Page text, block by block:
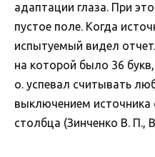
адаптации глаза. При
пустое поле. Когда
испытуемый видел
на которой было 36
о. успевал считывать
выключением источника
столбца (Зинченко В. П.,